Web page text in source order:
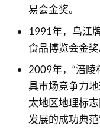
易会金奖。
1991年，乌江
食品博览会金奖
2009年，“涪陵
具市场竞争力
太地区地理标
发展的成功典